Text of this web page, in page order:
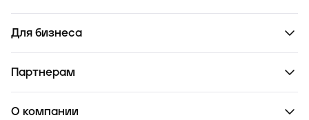
Для бизнеса
Партнерам
О компании